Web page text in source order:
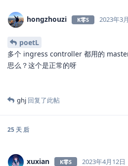
hongzhouzi K零S 2023年3
poetL
多个 ingress controller 都用的
思么？这个是正常的呀
ghj 回复了此帖
25 天 后
xuxian K零S 2023年4月12日